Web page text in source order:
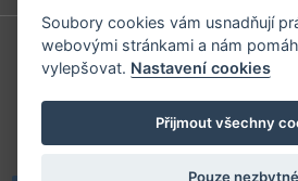
Příhlášení | Registrace
Kontaktní informace
Mapa stránek
Soubory cookies vám usnadňují
webovými stránkami a nám
vylepšovat. Nastavení cookies
Přijmout všechny
Pouze nezbytné